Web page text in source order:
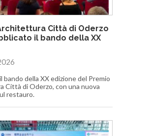
Città di Oderzo
il bando della XX
bando della XX edizione del Premio
Città di Oderzo, con una nuova
restauro.